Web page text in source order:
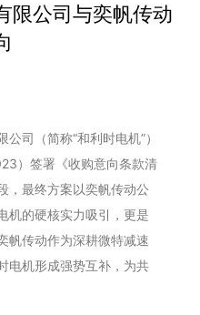
限公司与奕帆传动
司（简称“和利时电机”）
）签署《收购意向条款清
，最终方案以奕帆传动公
机的硬核实力吸引，更是
传动作为深耕微特减速
电机形成强势互补，为共